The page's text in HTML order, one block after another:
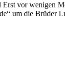
Erst vor wenigen
um die Brüder